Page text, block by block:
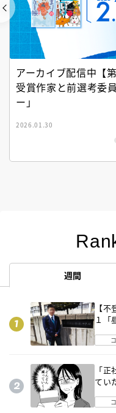
アーカイブ配信中【
受賞作家と前選考委
ー」
2026.01.30
週間
【
１「
「
てい